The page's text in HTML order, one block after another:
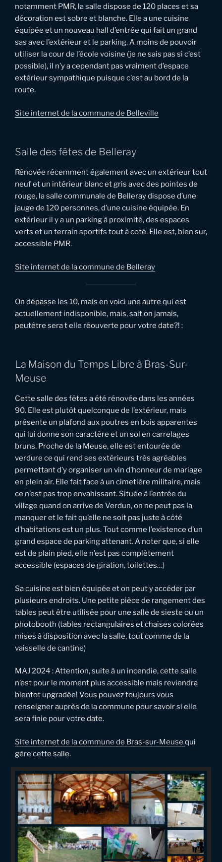
notamment PMR, la salle dispose de 120 places et sa
décoration est sobre et blanche. Elle a une cuisine
équipée et un nouveau hall d’entrée qui fait un grand
sas avec l’extérieur et le parking. A moins de pouvoir
utiliser la cour de l’école voisine (je ne sais pas si c’est
possible), il n’y a cependant pas vraiment d’espace
extérieur sympathique puisque c’est au bord de la
route.
Site internet de la commune de Belleville
Salle des fêtes de Belleray
Rénovée récemment également avec un extérieur tout
neuf et un intérieur blanc et gris avec des pointes de
rouge, la salle communale de Belleray dispose d’une
jauge de 120 personnes, d’une cuisine équipée. En
extérieur il y a un parking à proximité, des espaces
verts et un terrain sportifs tout à coté. Elle est, bien sur,
accessible PMR.
Site internet de la commune de Belleray
On dépasse les 10, mais en voici une autre qui est
actuellement indisponible, mais, sait on jamais,
peutêtre sera t elle réouverte pour votre date?! :
La Maison du Temps Libre à Bras-Sur-
Meuse
Cette salle des fêtes a été rénovée dans les années
90. Elle est plutôt quelconque de l’extérieur, mais
présente un plafond aux poutres en bois apparentes
qui lui donne son caractère et un sol en carrelages
bruns. Proche de la Meuse, elle est entourée de
verdure ce qui rend ses extérieurs très agréables
permettant d’y organiser un vin d’honneur de mariage
en plein air. Elle fait face à un cimetière militaire, mais
ce n’est pas trop envahissant. Située à l’entrée du
village quand on arrive de Verdun, on ne peut pas la
manquer et le fait qu’elle ne soit pas juste à côté
d’habitations est un plus. Tout comme l’existence d’un
grand espace de parking attenant. A noter que, si elle
est de plain pied, elle n’est pas complètement
accessible (espaces de giration, toilettes…)
Sa cuisine est bien équipée et on peut y accéder par
plusieurs endroits. Une petite pièce de rangement des
tables peut être utilisée pour une salle de sieste ou un
photobooth (tables rectangulaires et chaises colorées
mises à disposition avec la salle, tout comme de la
vaisselle de cantine)
MAJ 2024 : Attention, suite à un incendie, cette salle
n’est pour le moment plus accessible mais reviendra
bientot upgradée! Vous pouvez toujours vous
renseigner auprès de la commune pour savoir si elle
sera finie pour votre date.
Site internet de la commune de Bras-sur-Meuse qui
gère cette salle.